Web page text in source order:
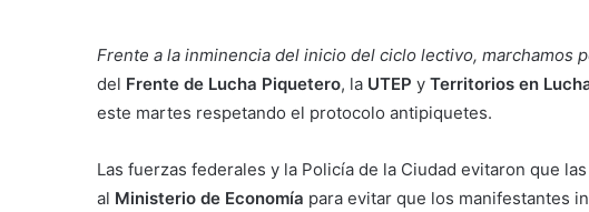
Frente a la inminencia del inicio del ciclo lectivo, marchamos
del Frente de Lucha Piquetero, la UTEP y Territorios en
este martes respetando el protocolo antipiquetes.
Las fuerzas federales y la Policía de la Ciudad evitaron que
al Ministerio de Economía para evitar que los manifestantes